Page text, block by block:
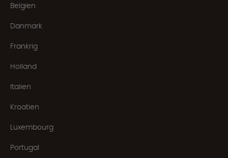
Belgien
Danmark
Frankrig
Holland
Italien
Kroatien
Luxembourg
Portugal